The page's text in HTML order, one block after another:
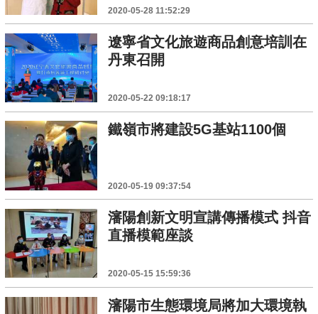
2020-05-28 11:52:29
遼寧省文化旅遊商品創意培訓在
丹東召開
2020-05-22 09:18:17
鐵嶺市將建設5G基站1100個
2020-05-19 09:37:54
瀋陽創新文明宣講傳播模式 抖音
直播模範座談
2020-05-15 15:59:36
瀋陽市生態環境局將加大環境執